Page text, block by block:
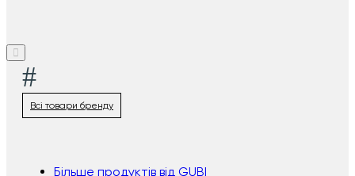
#
Всі товари бренду
Більше продуктів від GUBI